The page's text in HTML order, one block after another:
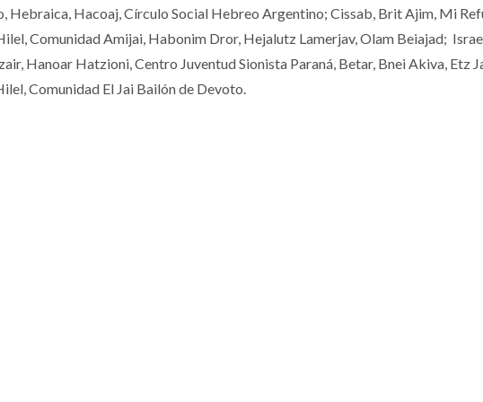
Hebraica, Hacoaj, Círculo Social Hebreo Argentino; Cissab, Brit Ajim, Mi
Comunidad Amijai, Habonim Dror, Hejalutz Lamerjav, Olam Beiajad;
Hanoar Hatzioni, Centro Juventud Sionista Paraná, Betar, Bnei Akiva, Etz
Comunidad El Jai Bailón de Devoto.